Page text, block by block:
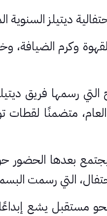
وكرم
التي رسمها فريق
متضمنًا لقطات
بعدها الحضور
التي رسمت
نحو مستقبل يشع